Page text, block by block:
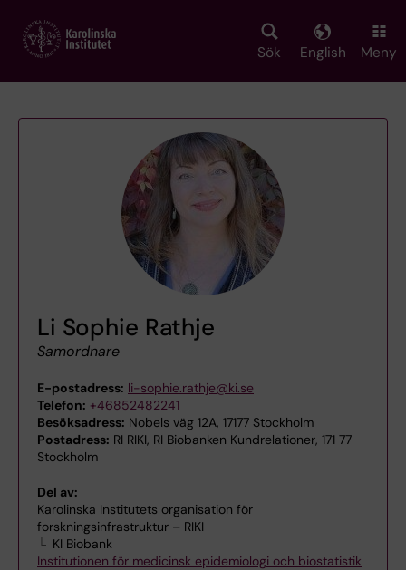
main
Sök English Meny
Li Sophie Rathje
Samordnare
E-postadress: li-sophie.rathje@ki.se
Telefon: +46852482241
Besöksadress: Nobels väg 12A, 17177 Stockholm
Postadress: RI RIKI, RI Biobanken Kundrelationer, 171 77
Stockholm
Del av:
Karolinska Institutets organisation för
forskningsinfrastruktur – RIKI
KI Biobank
Institutionen för medicinsk epidemiologi och biostatistik